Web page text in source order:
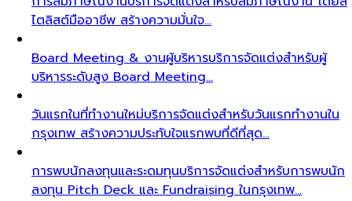
ไตลิสต์มืออาชีพ สร้างความมั่นใจ…
Board Meeting & งานผู้บริหารบริการจัดแต่งสำหรับผู้
บริหารระดับสูง Board Meeting…
วันแรกในที่ทำงานใหม่บริการจัดแต่งสำหรับวันแรกทำงานใน
กรุงเทพ สร้างความประทับใจแรกพบที่ดีที่สุด…
การพบนักลงทุนและระดมทุนบริการจัดแต่งสำหรับการพบนัก
ลงทุน Pitch Deck และ Fundraising ในกรุงเทพ…